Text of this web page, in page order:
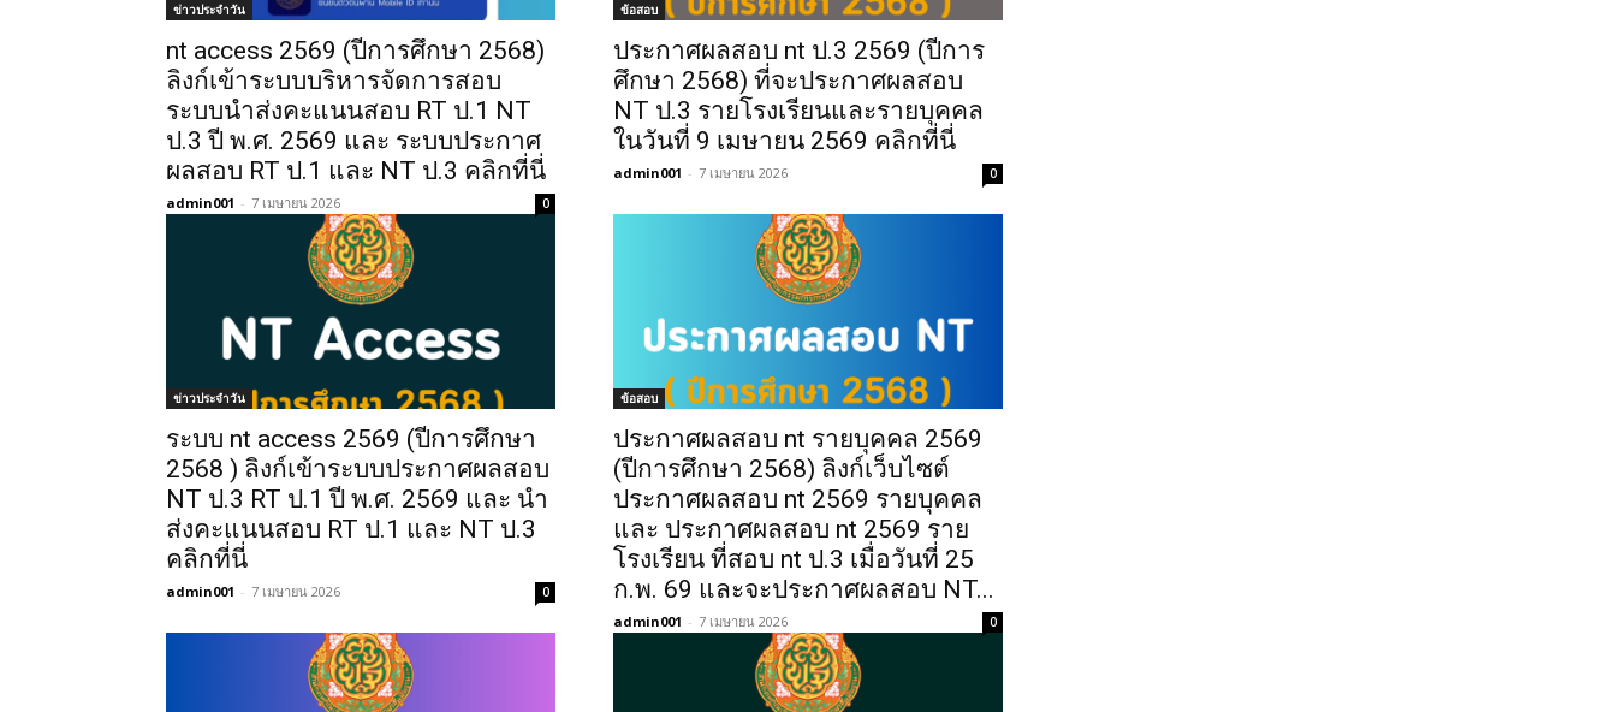
ข่าวประจำวัน
nt access 2569 (ปีการศึกษา 2568)
ลิงก์เข้าระบบบริหารจัดการสอบ
ระบบนำส่งคะแนนสอบ RT ป.1 NT
ป.3 ปี พ.ศ. 2569 และ ระบบประกาศ
ผลสอบ RT ป.1 และ NT ป.3 คลิกที่นี่
admin001 - 7 เมษายน 2026 0
ข้อสอบ
ประกาศผลสอบ nt ป.3 2569 (ปีการ
ศึกษา 2568) ที่จะประกาศผลสอบ
NT ป.3 รายโรงเรียนและรายบุคคล
ในวันที่ 9 เมษายน 2569 คลิกที่นี่
admin001 - 7 เมษายน 2026 0
ข่าวประจำวัน
ระบบ nt access 2569 (ปีการศึกษา
2568 ) ลิงก์เข้าระบบประกาศผลสอบ
NT ป.3 RT ป.1 ปี พ.ศ. 2569 และ นำ
ส่งคะแนนสอบ RT ป.1 และ NT ป.3
คลิกที่นี่
admin001 - 7 เมษายน 2026 0
ข้อสอบ
ประกาศผลสอบ nt รายบุคคล 2569
(ปีการศึกษา 2568) ลิงก์เว็บไซต์
ประกาศผลสอบ nt 2569 รายบุคคล
และ ประกาศผลสอบ nt 2569 ราย
โรงเรียน ที่สอบ nt ป.3 เมื่อวันที่ 25
ก.พ. 69 และจะประกาศผลสอบ NT...
admin001 - 7 เมษายน 2026 0